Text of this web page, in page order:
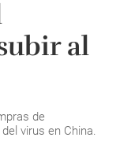
al
de
virus en China.